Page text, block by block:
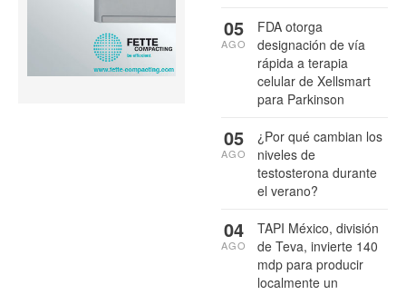
FDA otorga
designación de vía
rápida a terapia
celular de Xellsmart
para Parkinson
05
AGO
¿Por qué cambian los
niveles de
testosterona durante
el verano?
05
AGO
TAPI México, división
de Teva, invierte 140
mdp para producir
localmente un
04
AGO